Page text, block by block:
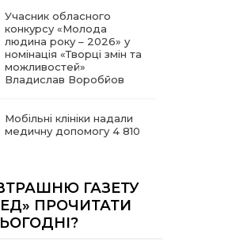
Учасник обласного
конкурсу «Молода
людина року – 2026» у
номінація «Творці змін та
можливостей»
Владислав Воробйов
Мобільні клініки надали
медичну допомогу 4 810
ВПО можуть не платити
за частину комунальних
послуг: про що йдеться
ГАЗЕТУ
ПРОЧИТАТИ